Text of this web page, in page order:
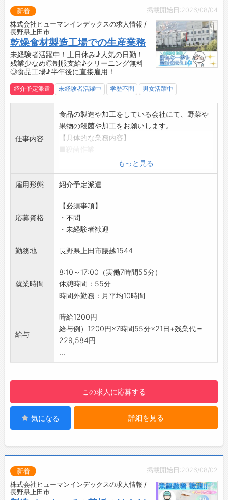
・週末はしっかり休んでリフレッシュできます
・プライベートとの両立もしやすい環境です！
【こんな方にオススメ◎】
・大手企業の子会社で安定して働きたい方
・新しいことにチャレンジしたい方
・ファイトのある方！
【環境面等】
・昼食持参◎好きなものを持ってきてリラック
スできます♪
・派遣スタッフ、ブランクのある方、無資格の
【便利な立地】
・出勤前にお昼ご飯の購入もできます◎
☆----------------------------------------
☆
◆給与前払い制度あり！
勤務実績に応じて、給与前払いが可能です◎
簡単申請！簡単受取！日払い即日払い対応！
☆----------------------------------------
☆
◆ご不明点はいつでもご相談ください！
登録はご自宅からお電話で可能です◎
☆----------------------------------------
☆
◆職場見学可能！自分が働くイメージができま
みなさまのご応募を心よりお待ちしております
☆----------------------------------------
掲載開始日:2026/08/04
新着
株式会社ヒューマンインデックスの求人情報 /
長野県上田市
乾燥食材製造工場での生産業務
未経験者活躍中！土日休み♪人気の日勤！
残業少なめ◎制服支給♪クリーニング無料
◎食品工場♪半年後に直接雇用！
紹介予定派遣 未経験者活躍中 学歴不問 男女活躍中
仕事内容
食品の製造や加工をしている会社にて、野菜や
果物の殺菌や加工をお願いします。
【具体的な業務内容】
・材料にアルコールなどで防腐処理を行いま
す。
・生鮮食材などを加熱消毒します。
■加工業務
・フリーズドライなどの材料を投入します。
※10kg程度の原料の持ち運びがあるので、体力
が必要になります！
・粉末を小袋に包装します。
■検品
物の中から、規定以外のもの（色が悪い、形が
おかしいなど）を取り除きます。
【未経験OK！】
・未経験の方も多く活躍しています！
・丁寧にお教えしますのでご安心ください◎
・シンプルな作業なので、初日から徐々に慣れ
・制服は6着支給され、クリーニングは週に1回
職場にて無料で回収になります！
・「これ知ってる！食べたことある！」そんな
・生きていく上で不可欠な『食』に関わるの
で、やりがいを感じられます！
◆紹介予定派遣！
もっと見る
雇用形態 紹介予定派遣
応募資格
【必須事項】
・不問
・未経験者歓迎
勤務地 長野県上田市腰越1544
就業時間
8:10～17:00（実働7時間55分）
休憩時間：55分
時間外勤務：月平均10時間
給与
時給1200円
給与例）1200円×7時間55分×21日+残業代＝
229,584円
...
この求人に応募する
気になる 詳細を見る
掲載開始日:2026/08/02
新着
株式会社ヒューマンインデックスの求人情報 /
長野県上田市